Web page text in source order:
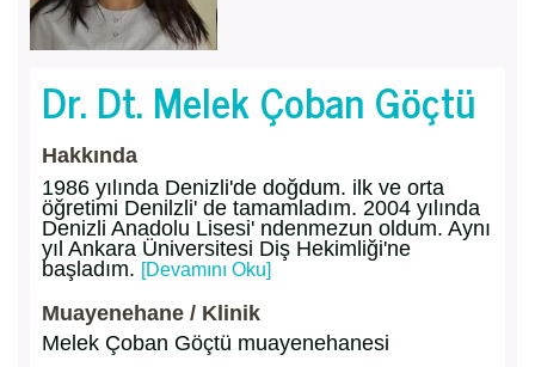
Dr. Dt. Melek Çoban Göçtü
Hakkında
1986 yılında Denizli'de doğdum. ilk ve orta
öğretimi Denilzli' de tamamladım. 2004 yılında
Denizli Anadolu Lisesi' ndenmezun oldum. Aynı
yıl Ankara Üniversitesi Diş Hekimliği'ne
başladım. [Devamını Oku]
Muayenehane / Klinik
Melek Çoban Göçtü muayenehanesi